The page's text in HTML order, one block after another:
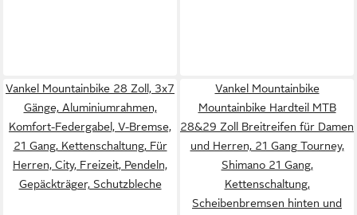
Vankel Mountainbike 28 Zoll, 3x7
Gänge, Aluminiumrahmen,
Komfort-Federgabel, V-Bremse,
21 Gang, Kettenschaltung, Für
Herren, City, Freizeit, Pendeln,
Gepäckträger, Schutzbleche
Vankel Mountainbike
Mountainbike Hardteil MTB
28&29 Zoll Breitreifen für Damen
und Herren, 21 Gang Tourney,
Shimano 21 Gang,
Kettenschaltung,
Scheibenbremsen hinten und